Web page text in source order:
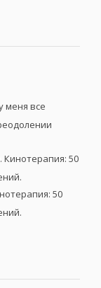
меня все
Кинотерапия: 50
50